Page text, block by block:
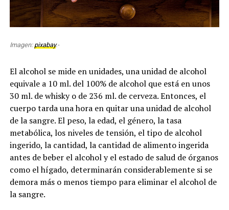
Imagen: pixabay.-
El alcohol se mide en unidades, una unidad de alcohol
equivale a 10 ml. del 100% de alcohol que está en unos
30 ml. de whisky o de 236 ml. de cerveza. Entonces, el
cuerpo tarda una hora en quitar una unidad de alcohol
de la sangre. El peso, la edad, el género, la tasa
metabólica, los niveles de tensión, el tipo de alcohol
ingerido, la cantidad, la cantidad de alimento ingerida
antes de beber el alcohol y el estado de salud de órganos
como el hígado, determinarán considerablemente si se
demora más o menos tiempo para eliminar el alcohol de
la sangre.